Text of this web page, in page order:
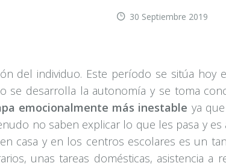
30 Septiembre 2019
del individuo. Este período se sitúa hoy
se desarrolla la autonomía y se toma
emocionalmente más inestable ya
no saben explicar lo que les pasa y
casa y en los centros escolares es un
unas tareas domésticas, asistencia a